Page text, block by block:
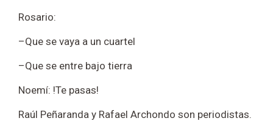
Rosario:
–Que se vaya a un cuartel
–Que se entre bajo tierra
Noemí: !Te pasas!
Raúl Peñaranda y Rafael Archondo son periodistas.